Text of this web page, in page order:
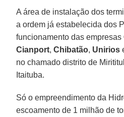
A área de instalação dos
a ordem já estabelecida dos
funcionamento das empresas
Cianport,Chibatão, Unirios
no chamado distrito de
Itaituba.
Só o empreendimento da
escoamento de 1 milhão de